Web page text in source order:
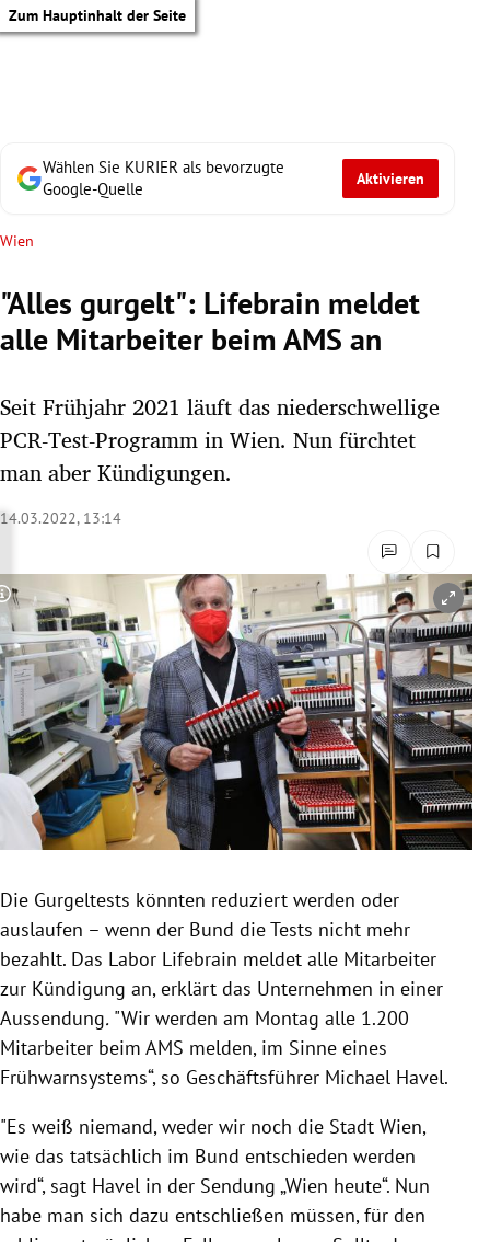
Zum Hauptinhalt der Seite
Untermenü
Untermenü
Untermenü
Untermenü
Untermenü
Untermenü
Untermenü
Untermenü
Wählen Sie KURIER als bevorzugte
Google-Quelle
Aktivieren
Wien
"Alles gurgelt": Lifebrain meldet
alle Mitarbeiter beim AMS an
Seit Frühjahr 2021 läuft das niederschwellige
PCR-Test-Programm in Wien. Nun fürchtet
man aber Kündigungen.
14.03.2022, 13:14
Copyright-Hinweis öffnen/schließen
Die Gurgeltests könnten reduziert werden oder
auslaufen – wenn der Bund die Tests nicht mehr
bezahlt. Das Labor Lifebrain meldet alle Mitarbeiter
zur Kündigung an, erklärt das Unternehmen in einer
Aussendung. "Wir werden am Montag alle 1.200
Mitarbeiter beim AMS melden, im Sinne eines
Frühwarnsystems“, so Geschäftsführer Michael Havel.
"Es weiß niemand, weder wir noch die Stadt Wien,
wie das tatsächlich im Bund entschieden werden
wird“, sagt Havel in der Sendung „Wien heute“. Nun
habe man sich dazu entschließen müssen, für den